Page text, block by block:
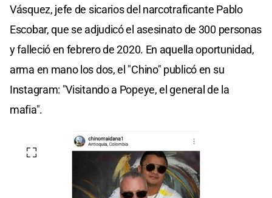
Vásquez, jefe de sicarios del narcotraficante Pablo
Escobar, que se adjudicó el asesinato de 300 personas
y falleció en febrero de 2020. En aquella oportunidad,
arma en mano los dos, el "Chino" publicó en su
Instagram: "Visitando a Popeye, el general de la
mafia".